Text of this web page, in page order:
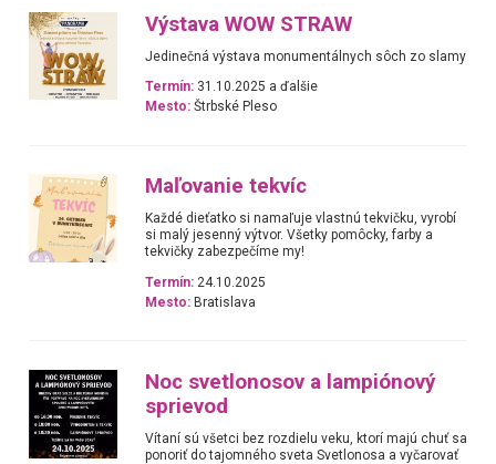
Výstava WOW STRAW
Jedinečná výstava monumentálnych sôch zo slamy
Termín: 31.10.2025 a ďalšie
Mesto: Štrbské Pleso
Maľovanie tekvíc
Každé dieťatko si namaľuje vlastnú tekvičku, vyrobí
si malý jesenný výtvor. Všetky pomôcky, farby a
tekvičky zabezpečíme my!
Termín: 24.10.2025
Mesto: Bratislava
Noc svetlonosov a lampiónový
sprievod
Vítaní sú všetci bez rozdielu veku, ktorí majú chuť sa
ponoriť do tajomného sveta Svetlonosa a vyčarovať